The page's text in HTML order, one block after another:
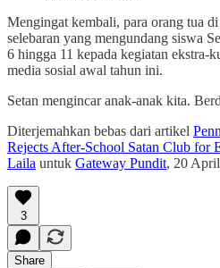
Mengingat kembali, para orang tua
selebaran yang mengundang siswa
6 hingga 11 kepada kegiatan ekstra-
media sosial awal tahun ini.
Setan mengincar anak-anak kita.
Diterjemahkan bebas dari artikel
Rejects After-School Satan Club for
Laila untuk Gateway Pundit, 20
3
Share